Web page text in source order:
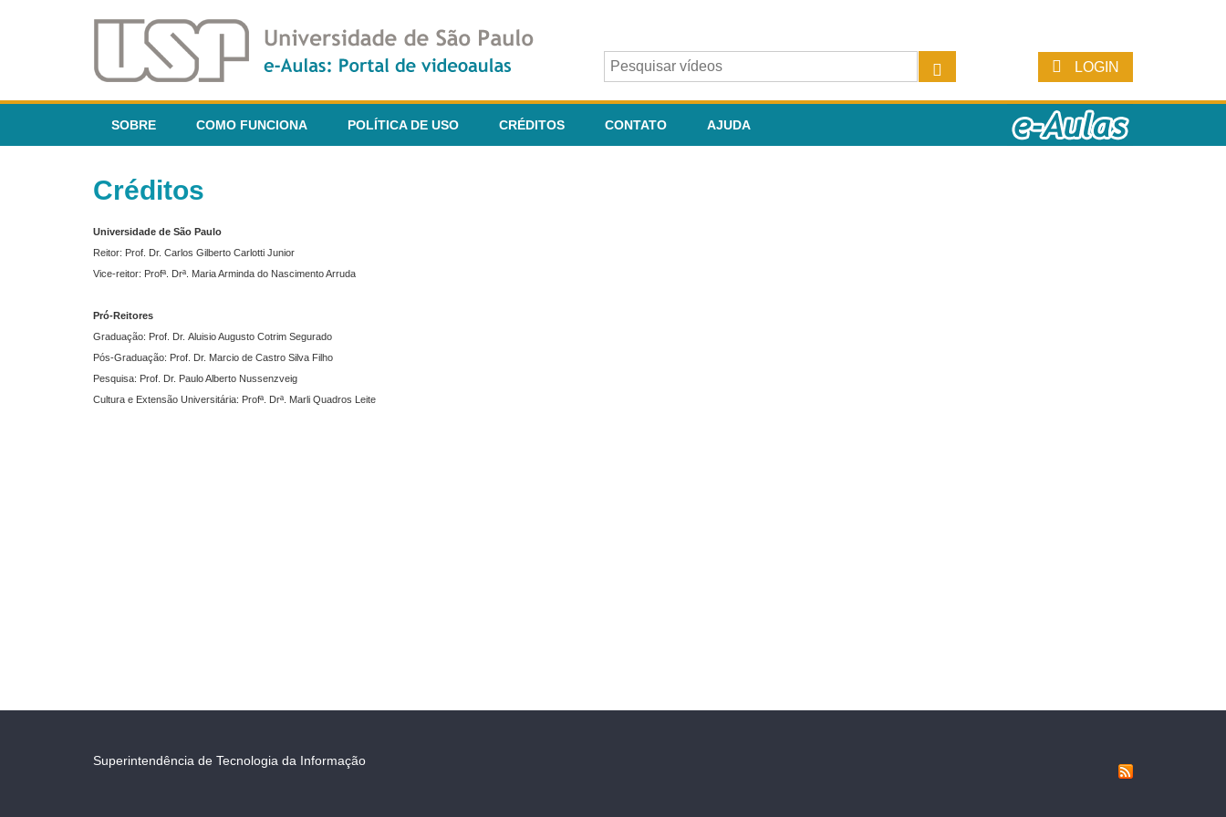
LOGIN
SOBRE COMO FUNCIONA POLÍTICA DE USO CRÉDITOS CONTATO AJUDA
Créditos
Universidade de São Paulo
Reitor: Prof. Dr. Carlos Gilberto Carlotti Junior
Vice-reitor: Profª. Drª. Maria Arminda do Nascimento Arruda
Pró-Reitores
Graduação: Prof. Dr. Aluisio Augusto Cotrim Segurado
Pós-Graduação: Prof. Dr. Marcio de Castro Silva Filho
Pesquisa: Prof. Dr. Paulo Alberto Nussenzveig
Cultura e Extensão Universitária: Profª. Drª. Marli Quadros Leite
Superintendência de Tecnologia da Informação